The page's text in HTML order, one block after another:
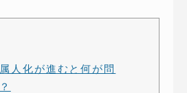
〜 19:00 ( 土日祝定休 )
人化が進むと何が問